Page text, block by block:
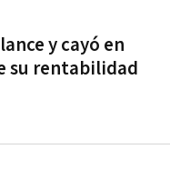
y cayó en
su rentabilidad